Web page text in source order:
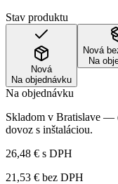
Stav produktu
Nová
Na objednávku
Nová
Na
Na objednávku
Skladom v Bratislave —
dovoz s inštaláciou.
26,48 € s DPH
21,53 € bez DPH